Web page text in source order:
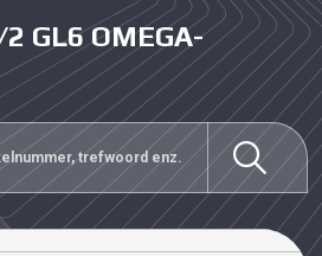
GL6 OMEGA-